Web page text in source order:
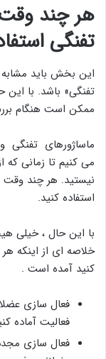
هر چند وقت
تفنگی
این بخش باید مشابه
تفنگی» باشد. با این
ممکن است هنگام
ماساژورهای تفنگی
می کنیم تا زمانی
نیستید. هر چند وقت
استفاده کنید.
با این حال ، خیلی
خلاصه ای از اینکه
کنید آمده است .
فعال سازی
فعالیت آماده کنید . این
فعال سازی